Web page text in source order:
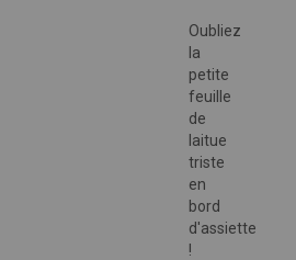
Oubliez
la
petite
feuille
de
laitue
triste
en
bord
d'assiette
!